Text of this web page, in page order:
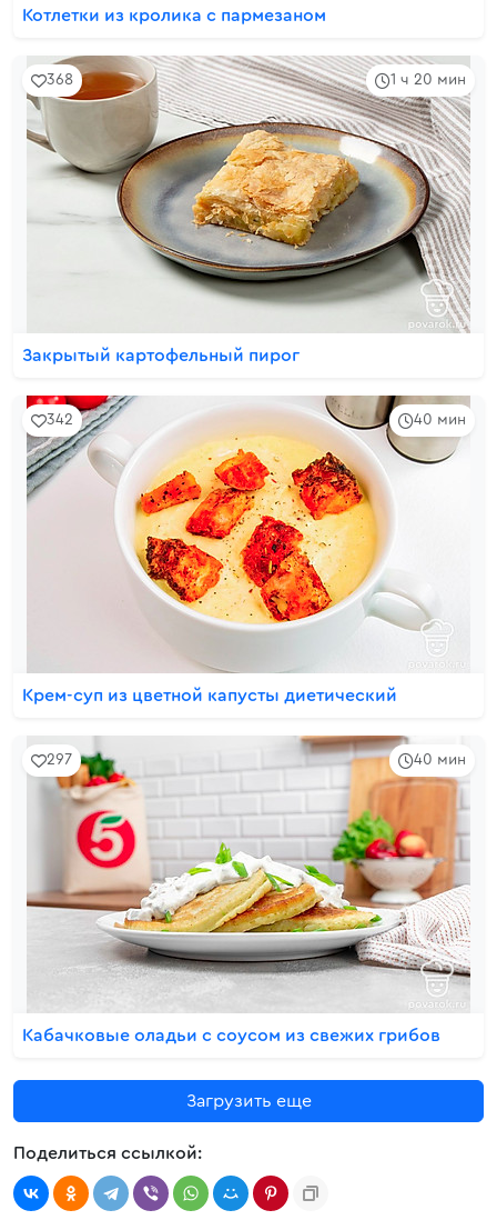
Котлетки из кролика с пармезаном
1 ч 20 мин
368
Закрытый картофельный пирог
40 мин
342
Крем-суп из цветной капусты диетический
40 мин
297
Кабачковые оладьи с соусом из свежих грибов
Загрузить еще
Поделиться ссылкой: